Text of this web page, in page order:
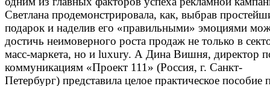
Светлана продемонстрировала, как, выбрав
подарок и наделив его «правильными» эмоциями
достичь неимоверного роста продаж не только в
масс-маркета, но и luxury. А Дина Вишня, директор
коммуникациям «Проект 111» (Россия, г. Санкт-
Петербург) представила целое практическое пособие